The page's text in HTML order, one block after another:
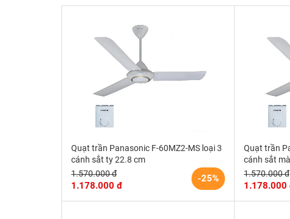
Quạt trần Panasonic F-60MZ2-MS loại 3
cánh sắt ty 22.8 cm
-25%
1.570.000 đ
1.178.000 đ
Quạt trần
cánh sắt
1.570.000 đ
1.178.000